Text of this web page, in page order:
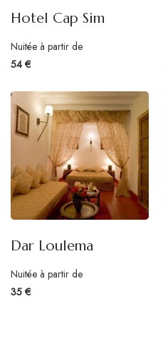
Hotel Cap Sim
Nuitée à partir de
54 €
Dar Loulema
Nuitée à partir de
35 €